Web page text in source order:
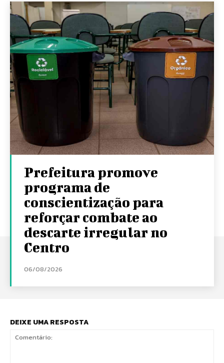
Prefeitura promove
programa de
conscientização para
reforçar combate ao
descarte irregular no
Centro
06/08/2026
DEIXE UMA RESPOSTA